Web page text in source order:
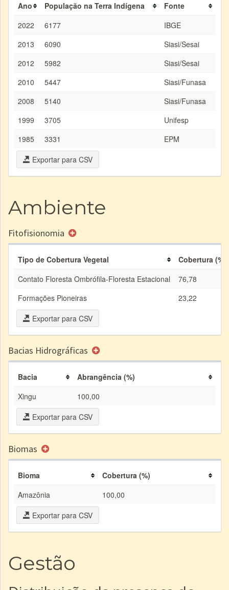
Ano População na Terra Indígena
Fonte
2022
6177
IBGE
2013
6090
Siasi/Sesai
2012
5982
Siasi/Sesai
2010
5447
Siasi/Funasa
2008
5140
Siasi/Funasa
1999
3705
Unifesp
1985
3331
EPM
Exportar para CSV
Ambiente
Fitofisionomia
Tipo de Cobertura Vegetal
Cobertura (%)
Contato Floresta Ombrófila-Floresta Estacional
76,78
Formações Pioneiras
23,22
Exportar para CSV
Bacias Hidrográficas
Bacia
Abrangência (%)
Xingu
100,00
Exportar para CSV
Biomas
Bioma
Cobertura (%)
Amazônia
100,00
Exportar para CSV
Gestão